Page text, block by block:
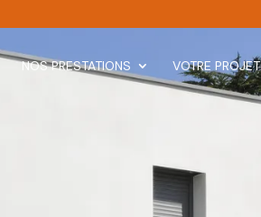
NOS PRESTATIONS VOTRE PROJET